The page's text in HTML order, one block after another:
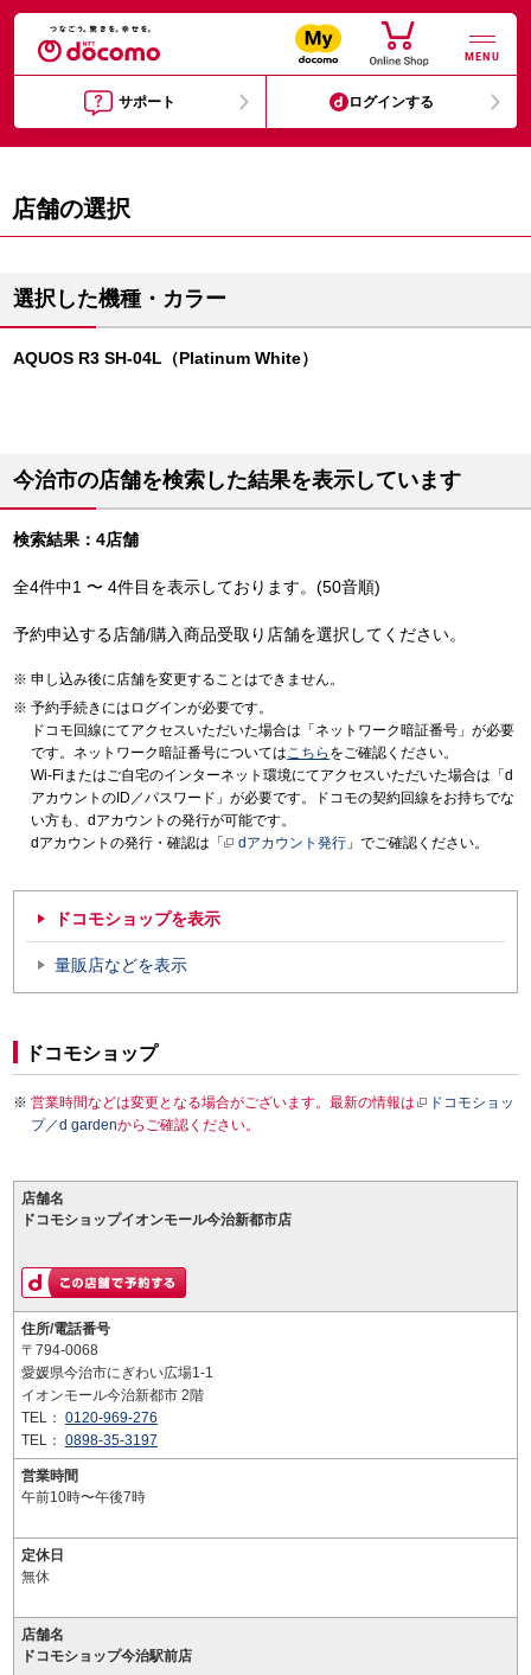
MENU
サポート ログインする
店舗の選択
選択した機種・カラー
AQUOS R3 SH-04L（Platinum White）
今治市の店舗を検索した結果を表示しています
検索結果：4店舗
全4件中1 〜 4件目を表示しております。(50音順)
予約申込する店舗/購入商品受取り店舗を選択してください。
申し込み後に店舗を変更することはできません。
予約手続きにはログインが必要です。
ドコモ回線にてアクセスいただいた場合は「ネットワーク暗証番号」が必要
です。ネットワーク暗証番号についてはこちら をご確認ください。
Wi-Fiまたはご自宅のインターネット環境にてアクセスいただいた場合は「d
アカウントのID／パスワード」が必要です。ドコモの契約回線をお持ちでな
い方も、dアカウントの発行が可能です。
dアカウントの発行・確認は「
dアカウント発行 」でご確認ください。
ドコモショップを表示
量販店などを表示
ドコモショップ
営業時間などは変更となる場合がございます。最新の情報は
ドコモショッ
プ／d gardenからご確認ください。
店舗名
ドコモショップイオンモール今治新都市店
住所/電話番号
〒794-0068
愛媛県今治市にぎわい広場1-1
イオンモール今治新都市 2階
TEL： 0120-969-276
TEL： 0898-35-3197
営業時間
午前10時〜午後7時
定休日
無休
店舗名
ドコモショップ今治駅前店